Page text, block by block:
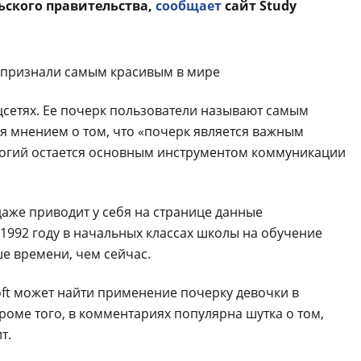
правительства, сообщаетсайт Study
Ее почерк пользователи называют самым
мнением о том, что «почерк является важным
остается основным инструментом коммуникации
приводит у себя на странице данные
году в начальных классах школы на обучение
времени, чем сейчас.
может найти применение почерку девочки в
того, в комментариях популярна шутка о том,